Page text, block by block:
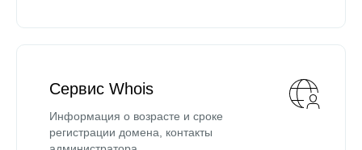
Сервис Whois
Информация о возрасте и сроке
регистрации домена, контакты